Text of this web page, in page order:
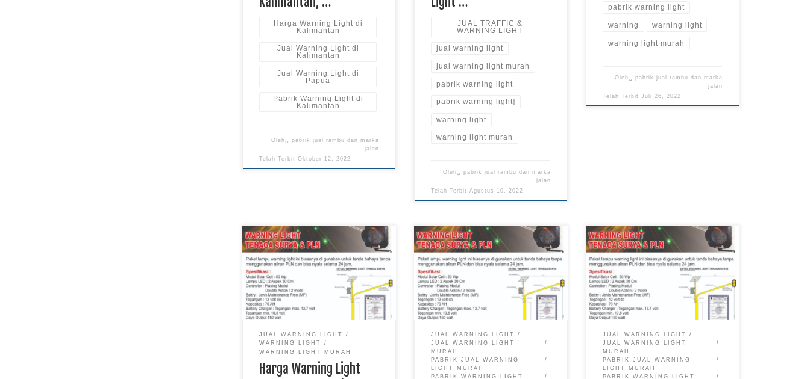
Harga Warning Light di
Kalimantan
Jual Warning Light di
Kalimantan
Jual Warning Light di
Papua
Pabrik Warning Light di
Kalimantan
Oleh␣ pabrik jual rambu dan marka
jalan
Telah TerbitOktober 12, 2022
JUAL TRAFFIC &
WARNING LIGHT
jual warning light
jual warning light murah
pabrik warning light
pabrik warning light]
warning light
warning light murah
Oleh␣ pabrik jual rambu dan marka
jalan
Telah TerbitAgustus 10, 2022
pabrik warning light
warning warning light
warning light murah
Oleh␣ pabrik jual rambu dan marka
jalan
Telah TerbitJuli 26, 2022
Harga Warning Light Jalan, Jual
Warning Light, Warning Light
Murah, Distributor Warning Light
JUAL WARNING LIGHT
WARNING LIGHT
WARNING LIGHT MURAH
Harga Warning Light
Supplier Warning Light, Harga
Warning Light Grosir, Jual Warning
Light Lalu Lintas Pabrik Rambu –
Warning Light sendiri adalah salah
satu produk lampu yang masuk
kedalam jenis lampu lalu lintas.
Yang terdiri dari dua lampu dengan
kuning, lampu warna kuning sendiri
memiliki arti sebagai tanda […]
JUAL WARNING LIGHT
JUAL WARNING LIGHT
MURAH
PABRIK JUAL WARNING
LIGHT MURAH
PABRIK WARNING LIGHT
warning light
JUAL WARNING LIGHT
JUAL WARNING LIGHT
MURAH
PABRIK JUAL WARNING
LIGHT MURAH
PABRIK WARNING LIGHT